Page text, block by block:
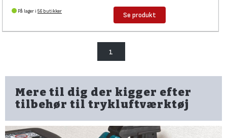
På lager i 56 butikker Se produkt
1
Mere til dig der kigger efter
tilbehør til trykluftværktøj